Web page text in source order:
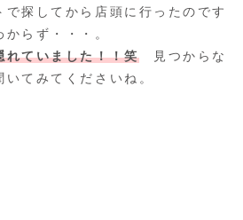
で探してから店頭に行ったのです
らず・・・。
れていました！！笑見つからな
てみてくださいね。